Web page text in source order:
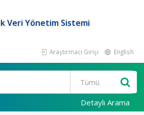
Veri Yönetim Sistemi
Araştırmacı Girişi English
Detaylı Arama